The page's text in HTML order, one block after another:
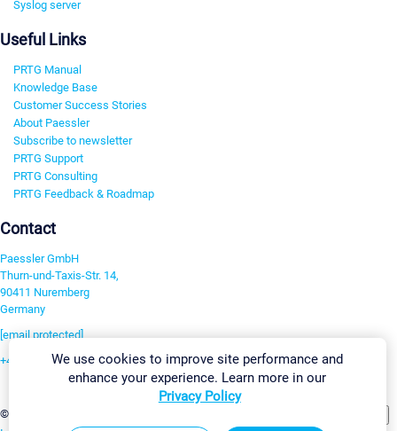
Syslog server
Useful Links
PRTG Manual
Knowledge Base
Customer Success Stories
About Paessler
Subscribe to newsletter
PRTG Support
PRTG Consulting
PRTG Feedback & Roadmap
Contact
Paessler GmbH
Thurn-und-Taxis-Str. 14,
90411 Nuremberg
Germany
[email protected]
+49 911 93775-0
©2026 Paessler GmbH
We use cookies to improve site performance and
enhance your experience. Learn more in our
Privacy Policy